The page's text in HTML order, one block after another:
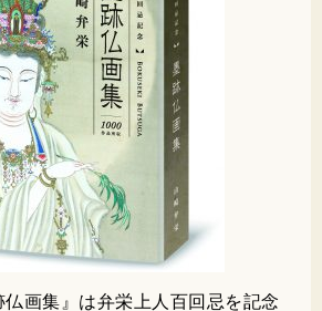
仏画集』は弁栄上人百回忌を記念